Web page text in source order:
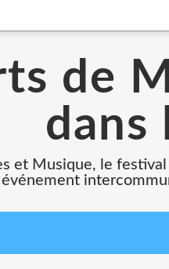
de
dans
et Musique, le
événement